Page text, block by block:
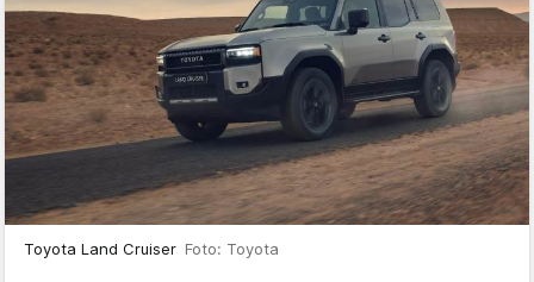
Toyota Land Cruiser Foto: Toyota